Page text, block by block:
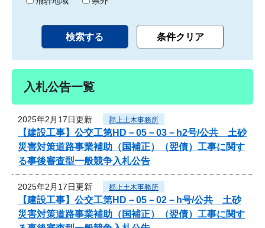
入札公告一覧
2025年2月17日更新 郡上土木事務所
【建設工事】公交工第HD－05－03－h2号/公共 土砂
災害対策道路事業補助（国補正）（翌債）工事に関す
る事後審査型一般競争入札公告
2025年2月17日更新 郡上土木事務所
【建設工事】公交工第HD－05－02－h号/公共 土砂
災害対策道路事業補助（国補正）（翌債）工事に関す